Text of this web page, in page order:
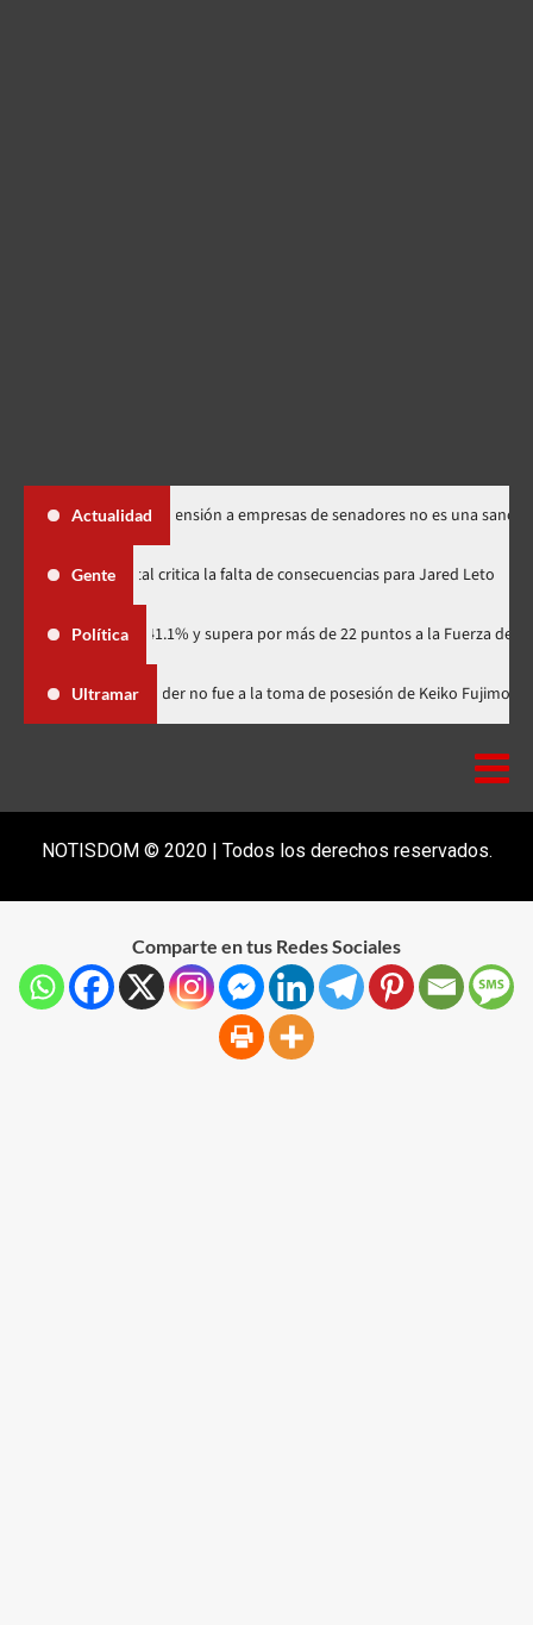
Actualidad
dice suspensión a empresas de senadores no es una sanción
Gente
Directora de documental critica la falta de consecuencias para
Política
con 41.1% y supera por más de 22 puntos a la Fuerza del Pueblo
Ultramar Luis Abinader no fue a la toma de posesión de
NOTISDOM © 2020 | Todos los derechos reservados.
Comparte en tus Redes Sociales